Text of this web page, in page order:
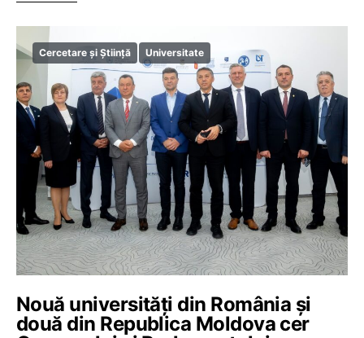
Cercetare și Știință Universitate
Nouă universități din România și
două din Republica Moldova cer